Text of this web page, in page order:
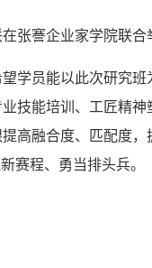
张謇企业家学院联合
学员能以此次研究
技能培训、工匠精
高融合度、匹配度
赛程、勇当排头兵。